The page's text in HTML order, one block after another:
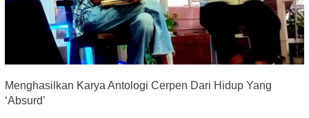
Menghasilkan Karya Antologi Cerpen Dari Hidup Yang
‘Absurd’